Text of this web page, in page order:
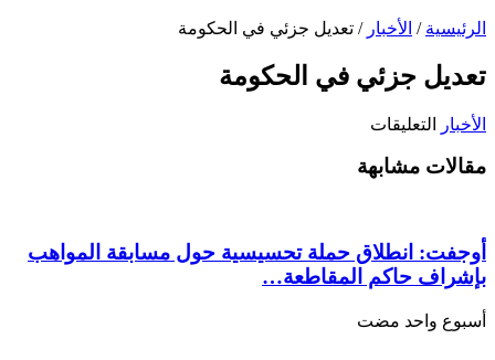
الرئيسية / الأخبار / تعديل جزئي في الحكومة
تعديل جزئي في الحكومة
الأخبار التعليقات
جزئيمقالات مشابهة
أوجفت: انطلاق حملة تحسيسية حول مسابقة المواهب
بإشراف حاكم المقاطعة…
‏أسبوع واحد مضت